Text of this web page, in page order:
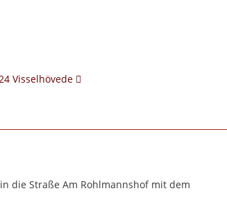
Visselhövede
die Straße Am Rohlmannshof mit dem